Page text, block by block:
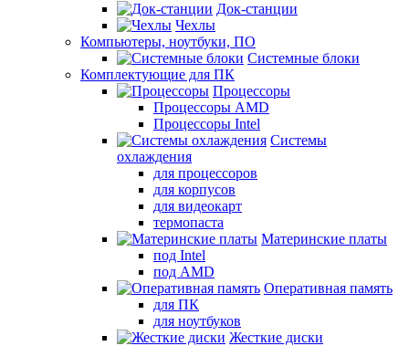
Док-станции
Чехлы
Компьютеры, ноутбуки, ПО
Системные блоки
Комплектующие для ПК
Процессоры
Процессоры AMD
Процессоры Intel
Системы
охлаждения
для процессоров
для корпусов
для видеокарт
термопаста
Материнские платы
под Intel
под AMD
Оперативная память
для ПК
для ноутбуков
Жесткие диски